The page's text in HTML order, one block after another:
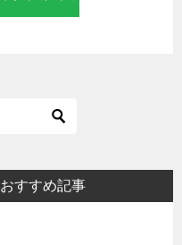
すすめ記事